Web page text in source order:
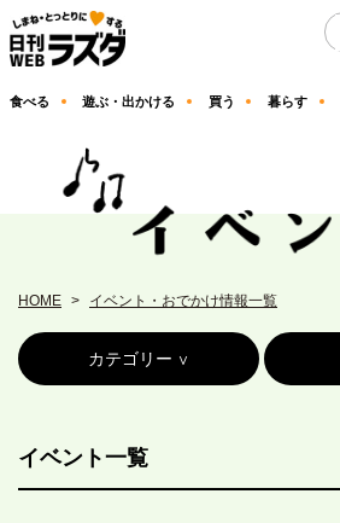
食べる 遊ぶ・出かける 買う 暮らす
HOME イベント・おでかけ情報一覧
カテゴリー
イベント一覧